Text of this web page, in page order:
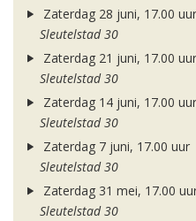
Zaterdag 28 juni, 17.00 uur
Sleutelstad 30
Zaterdag 21 juni, 17.00 uur
Sleutelstad 30
Zaterdag 14 juni, 17.00 uur
Sleutelstad 30
Zaterdag 7 juni, 17.00 uur
Sleutelstad 30
Zaterdag 31 mei, 17.00
Sleutelstad 30